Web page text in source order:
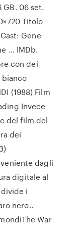
GB. 06 set.
Titolo
Gene
… IMDb.
con dei
(1988) Film
Invece
del film del
dei
dagli
digitale al
i
nero..
War